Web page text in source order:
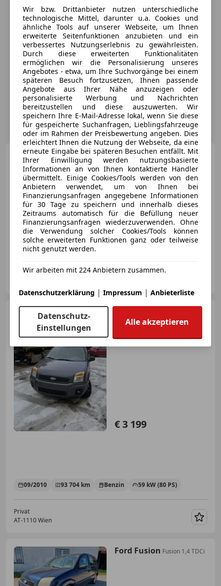
Ford FusionFusion
Ambiente 1,4 TDCi
€ 2 900
06/2008 177 600 km
Privat
€ 3 199
09/2010 93 704 km Benzin 59 kW (80 PS)
Privat
AT-1110 Wien
Ford Fusion Fusion 1,4 TDCi
Wir bzw. Drittanbieter nutzen unterschiedliche
technologische Mittel, darunter u.a. Cookies und
ähnliche Tools auf unserer Webseite, um Ihnen
erweiterte Seitenfunktionen anzubieten und ein
verbessertes Nutzungserlebnis zu gewährleisten.
Durch diese erweiterten Funktionalitäten
ermöglichen wir die Personalisierung unseres
Angebotes - etwa, um Ihre Suchvorgänge bei einem
späteren Besuch fortzusetzen, Ihnen passende
Angebote aus Ihrer Nähe anzuzeigen oder
personalisierte Werbung und Nachrichten
bereitzustellen und diese auszuwerten. Wir
speichern Ihre E-Mail-Adresse lokal, wenn Sie diese
für gespeicherte Suchanfragen, Lieblingsfahrzeuge
oder im Rahmen der Preisbewertung angeben. Dies
erleichtert Ihnen die Nutzung der Webseite, da eine
erneute Eingabe bei späteren Besuchen entfällt. Mit
Ihrer Einwilligung werden nutzungsbasierte
Informationen an von Ihnen kontaktierte Händler
übermittelt. Einige Cookies/Tools werden von den
Anbietern verwendet, um von Ihnen bei
Finanzierungsanfragen angegebene Informationen
für 30 Tage zu speichern und innerhalb dieses
Zeitraums automatisch für die Befüllung neuer
Finanzierungsanfragen wiederzuverwenden. Ohne
die Verwendung solcher Cookies/Tools können
solche erweiterten Funktionen ganz oder teilweise
nicht genutzt werden.
Wir arbeiten mit 224 Anbietern zusammen.
Datenschutzerklärung | Impressum | Anbieterliste
Datenschutz-
Einstellungen
Alle akzeptieren